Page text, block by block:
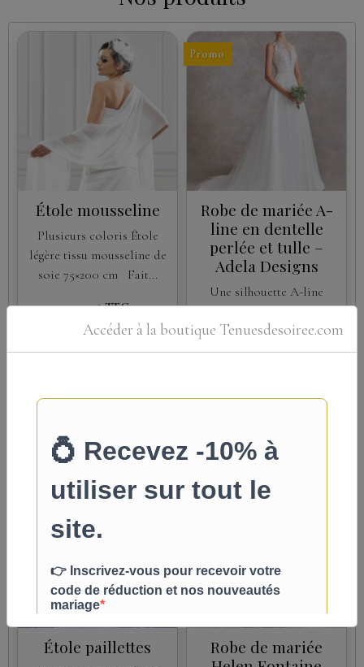
Étole mousseline
Plusieurs coloris Étole
légère tissu mousseline de
soie 75×200 cm Fait...
79,00€TTC
Promo
Robe de mariée A-
line en dentelle
perlée et tulle –
Adela Designs
Une silhouette A-line
fluide et romantique, avec
un haut en dentelle perlée
et une jupe en tulle
390,00€TTC
Étole paillettes
Promo
Robe de mariée
Accéder à la boutique Tenuesdesoiree.com